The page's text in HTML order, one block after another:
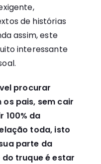
de histórias
assim, este
interessante
procurar
pais, sem cair
100% da
toda, isto
parte da
truque é estar